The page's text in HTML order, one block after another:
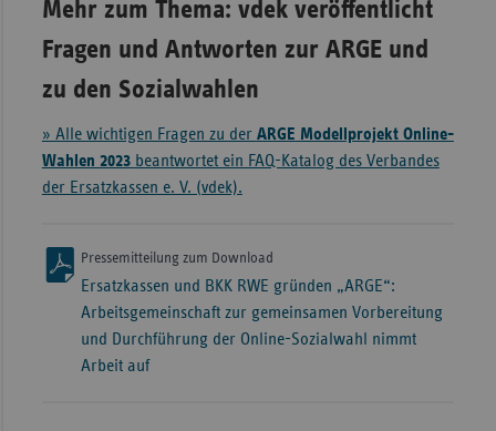
Mehr zum Thema: vdek veröffentlicht
Fragen und Antworten zur ARGE und
zu den Sozialwahlen
» Alle wichtigen Fragen zu der ARGE Modellprojekt Online-
Wahlen 2023 beantwortet ein FAQ-Katalog des Verbandes
der Ersatzkassen e. V. (vdek).
Pressemitteilung zum Download
Ersatzkassen und BKK RWE gründen „ARGE“:
Arbeitsgemeinschaft zur gemeinsamen Vorbereitung
und Durchführung der Online-Sozialwahl nimmt
Arbeit auf